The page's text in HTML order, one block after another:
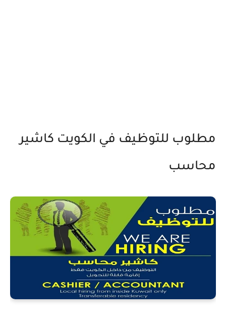
مطلوب للتوظيف في الكويت كاشير
محاسب